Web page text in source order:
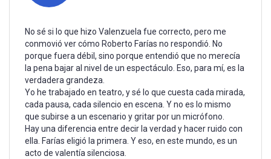
No sé si lo que hizo Valenzuela fue correcto, pero me
conmovió ver cómo Roberto Farías no respondió. No
porque fuera débil, sino porque entendió que no merecía
la pena bajar al nivel de un espectáculo. Eso, para mí, es la
verdadera grandeza.
Yo he trabajado en teatro, y sé lo que cuesta cada mirada,
cada pausa, cada silencio en escena. Y no es lo mismo
que subirse a un escenario y gritar por un micrófono.
Hay una diferencia entre decir la verdad y hacer ruido con
ella. Farías eligió la primera. Y eso, en este mundo, es un
acto de valentía silenciosa.